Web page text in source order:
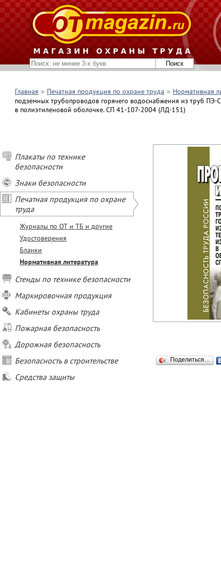
Главная Печатная продукция по охране труда
Нормативная
подземных трубопроводов горячего водоснабжения из труб ПЭ-
в полиэтиленовой оболочке. СП 41-107-2004 (ЛД-151)
Плакаты по технике
безопасности
Знаки безопасности
Печатная продукция по охране
труда
Журналы по ОТ и ТБ и другие
Удостоверения
Бланки
Нормативная литература
Стенды по технике безопасности
Маркировочная продукция
Кабинеты охраны труда
Пожарная безопасность
Дорожная безопасность
Безопасность в строительстве
Средства защиты
Поделиться…